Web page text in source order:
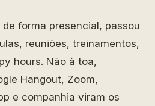
forma presencial, passou
reuniões, treinamentos,
hours. Não à toa,
Hangout, Zoom,
e companhia viram os